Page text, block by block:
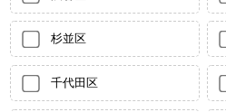
杉並区
千代田区